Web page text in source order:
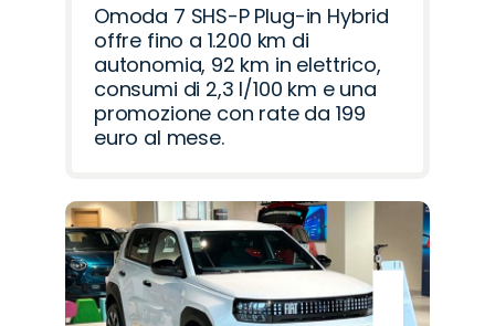
Omoda 7 SHS-P Plug-in Hybrid
offre fino a 1.200 km di
autonomia, 92 km in elettrico,
consumi di 2,3 l/100 km e una
promozione con rate da 199
euro al mese.